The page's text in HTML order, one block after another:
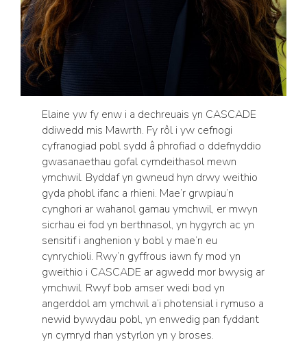
Elaine yw fy enw i a dechreuais yn CASCADE
ddiwedd mis Mawrth. Fy rôl i yw cefnogi
cyfranogiad pobl sydd â phrofiad o ddefnyddio
gwasanaethau gofal cymdeithasol mewn
ymchwil. Byddaf yn gwneud hyn drwy weithio
gyda phobl ifanc a rhieni. Mae’r grwpiau’n
cynghori ar wahanol gamau ymchwil, er mwyn
sicrhau ei fod yn berthnasol, yn hygyrch ac yn
sensitif i anghenion y bobl y mae’n eu
cynrychioli. Rwy’n gyffrous iawn fy mod yn
gweithio i CASCADE ar agwedd mor bwysig ar
ymchwil. Rwyf bob amser wedi bod yn
angerddol am ymchwil a’i photensial i rymuso a
newid bywydau pobl, yn enwedig pan fyddant
yn cymryd rhan ystyrlon yn y broses.